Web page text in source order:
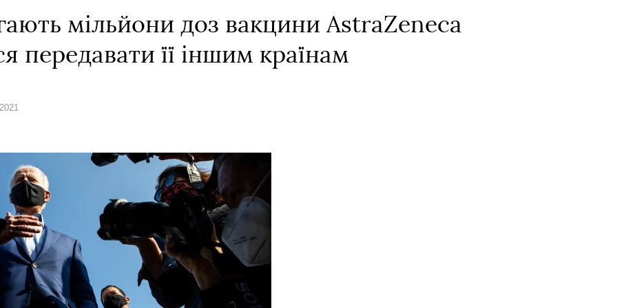
мільйони доз вакцини AstraZeneca
передавати її іншим країнам